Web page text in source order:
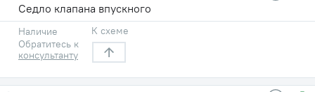
Седло клапана впускного
Наличие
Обратитесь к
консультанту
К схеме